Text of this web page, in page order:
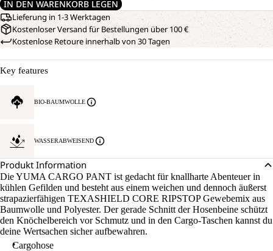
IN DEN WARENKORB LEGEN
Lieferung in 1-3 Werktagen
Kostenloser Versand für Bestellungen über 100 €
Kostenlose Retoure innerhalb von 30 Tagen
Key features
BIO-BAUMWOLLE
WASSERABWEISEND
Produkt Information
Die YUMA CARGO PANT ist gedacht für knallharte Abenteuer in
kühlen Gefilden und besteht aus einem weichen und dennoch äußerst
strapazierfähigen TEXASHIELD CORE RIPSTOP Gewebemix aus
Baumwolle und Polyester. Der gerade Schnitt der Hosenbeine schützt
den Knöchelbereich vor Schmutz und in den Cargo-Taschen kannst du
deine Wertsachen sicher aufbewahren.
Cargohose